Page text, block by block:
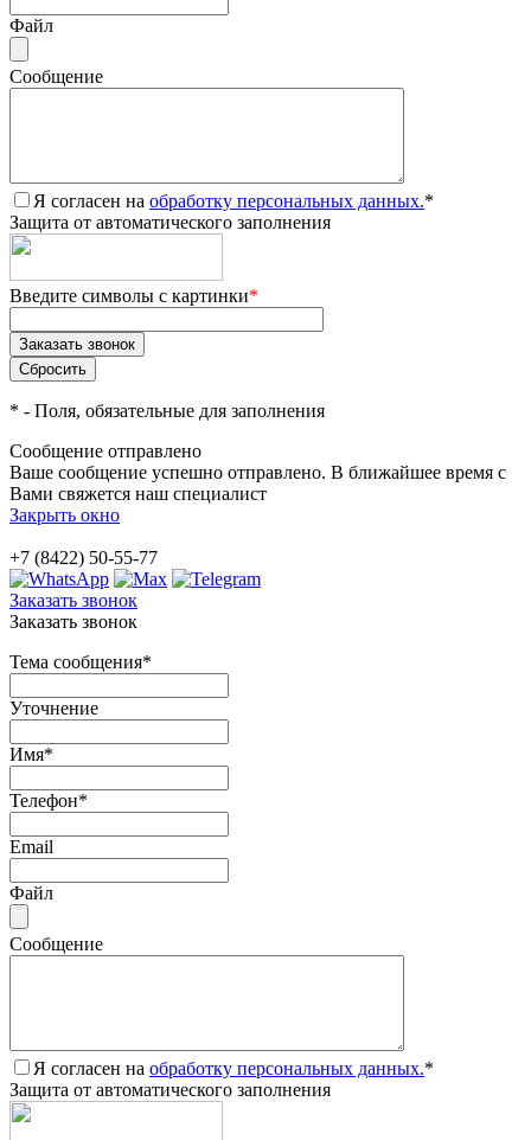
Файл
Сообщение
Я согласен на обработку персональных данных.*
Защита от автоматического заполнения
Введите символы с картинки*
* - Поля, обязательные для заполнения
Сообщение отправлено
Ваше сообщение успешно отправлено. В ближайшее время с
Вами свяжется наш специалист
Закрыть окно
+7 (8422) 50-55-77
Заказать звонок
Заказать звонок
Тема сообщения*
Уточнение
Имя*
Телефон*
Email
Файл
Сообщение
Я согласен на обработку персональных данных.*
Защита от автоматического заполнения